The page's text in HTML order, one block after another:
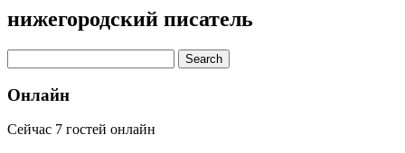
нижегородский писатель
Онлайн
Сейчас 7 гостей онлайн